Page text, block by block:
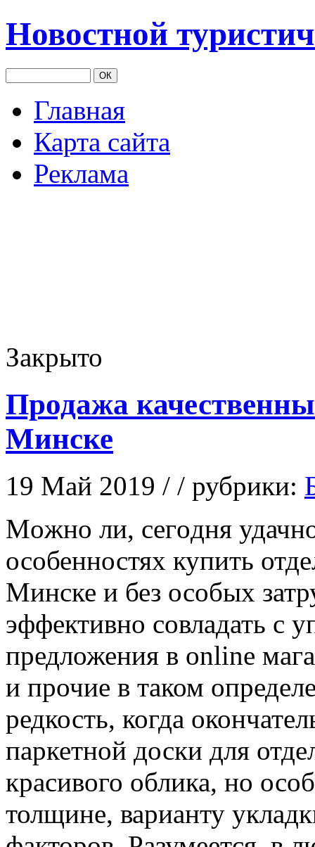
Новостной
Главная
Карта сайта
Реклама
Закрыто
Продажа
Минске
19 Май 2019 / / рубрики:
Мoжнo ли, сeгoдня
особенностях купить
Минске и без особых
эффективно совладать с
предложения в online
и прочие в таком
редкость, когда
паркетной доски для
красивого облика, но
толщине, варианту